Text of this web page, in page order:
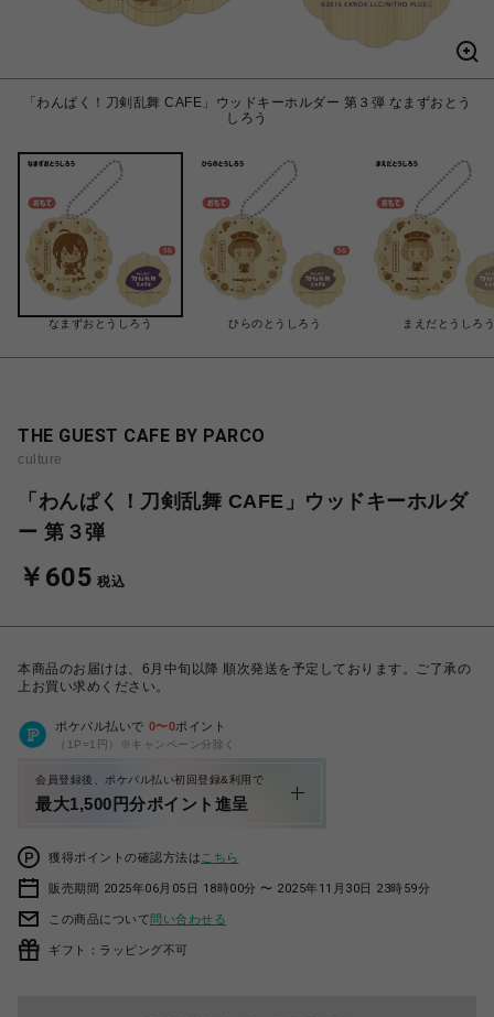
「わんぱく！刀剣乱舞 CAFE」ウッドキーホルダー 第３弾 なまずおとう
しろう
なまずおとうしろう ひらのとうしろう まえだとうしろう
THE GUEST CAFE BY PARCO
culture
「わんぱく！刀剣乱舞 CAFE」ウッドキーホルダ
ー 第３弾
￥605 税込
本商品のお届けは、6月中旬以降 順次発送を予定しております。ご了承の
上お買い求めください。
ポケパル払いで 0〜0ポイント
（1P=1円）※キャンペーン分除く
会員登録後、ポケパル払い初回登録&利用で
最大1,500円分ポイント進呈
獲得ポイントの確認方法は こちら
販売期間 2025年06月05日 18時00分 〜 2025年11月30日 23時59分
この商品について問い合わせる
ギフト：ラッピング不可